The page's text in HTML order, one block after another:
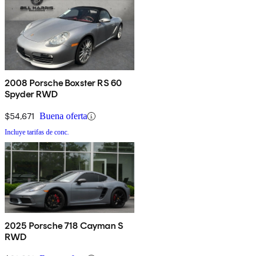
2008 Porsche Boxster RS 60
Spyder RWD
$54,671 Buena oferta
Incluye tarifas de conc.
2025 Porsche 718 Cayman S
RWD